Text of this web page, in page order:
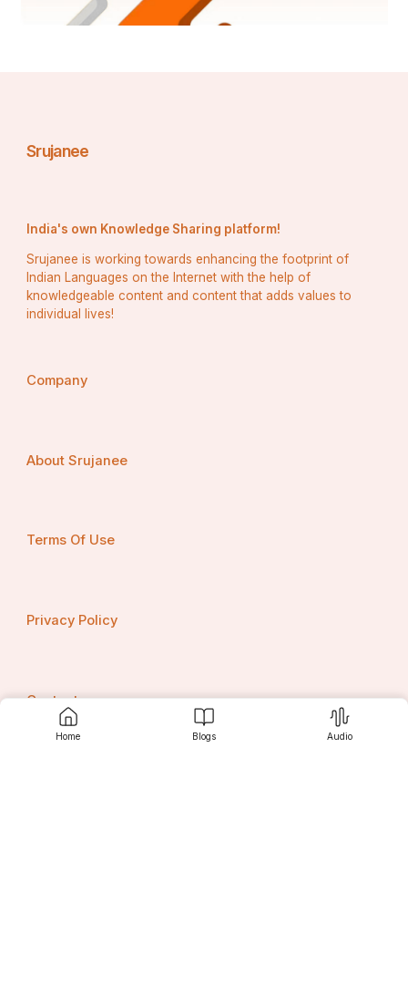
Home Blogs Audio
Srujanee
India's own Knowledge Sharing platform!
Srujanee is working towards enhancing the footprint of
Indian Languages on the Internet with the help of
knowledgeable content and content that adds values to
individual lives!
Company
About Srujanee
Terms Of Use
Privacy Policy
Contact us